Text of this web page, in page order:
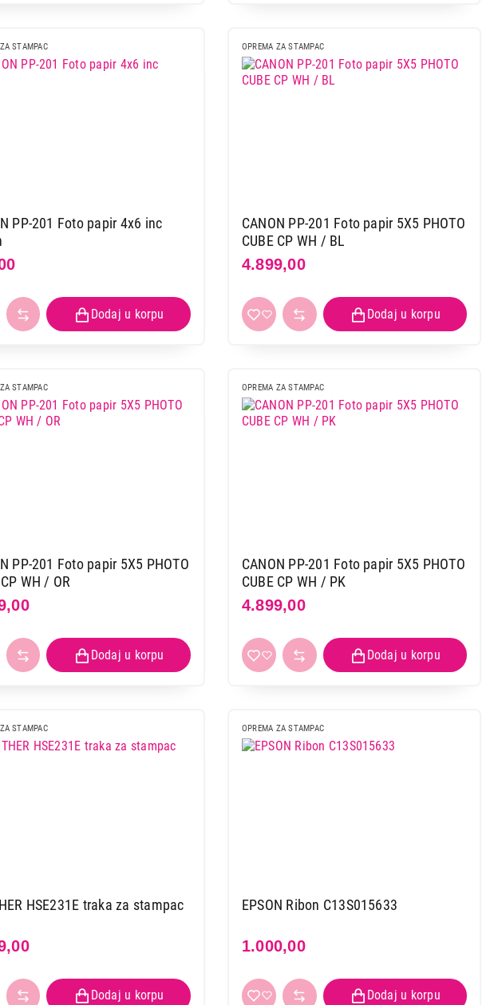
STAMPAC
PP-201 Foto papir 4x6 inc
OPREMA ZA STAMPAC
CANON PP-201 Foto papir 5X5 PHOTO
CUBE CP WH / BL
4.899,00
STAMPAC
PP-201 Foto papir 5X5 PHOTO
WH / OR
OPREMA ZA STAMPAC
CANON PP-201 Foto papir 5X5 PHOTO
CUBE CP WH / PK
4.899,00
STAMPAC
HSE231E traka za stampac
OPREMA ZA STAMPAC
EPSON Ribon C13S015633
1.000,00